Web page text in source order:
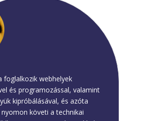
foglalkozik webhelyek
és programozással, valamint
kipróbálásával, és azóta
követi a technikai